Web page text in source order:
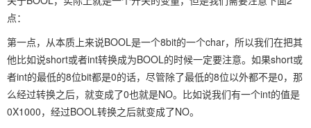
点：
第一点，从本质上来说BOOL是一个8bit的一个char，所以我们在把其
他比如说short或者int转换成为BOOL的时候一定要注意。如果short或
者int的最低的8位bit都是0的话，尽管除了最低的8位以外都不是0，那
么经过转换之后，就变成了0也就是NO。比如说我们有一个int的值是
0X1000，经过BOOL转换之后就变成了NO。